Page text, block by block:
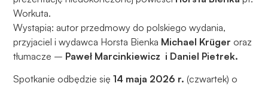
Workuta.
Wystąpią: autor przedmowy do polskiego wydania,
przyjaciel i wydawca Horsta Bienka Michael Krüger oraz
tłumacze – Paweł Marcinkiewicz i Daniel Pietrek.
Spotkanie odbędzie się14 maja 2026 r.(czwartek) o